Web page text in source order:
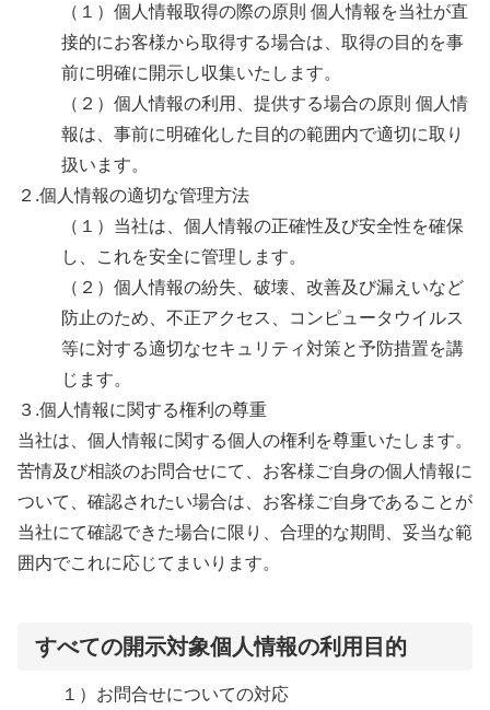
（１）個人情報取得の際の原則 個人情報を当社が直
接的にお客様から取得する場合は、取得の目的を事
前に明確に開示し収集いたします。
（２）個人情報の利用、提供する場合の原則 個人情
報は、事前に明確化した目的の範囲内で適切に取り
扱います。
２.個人情報の適切な管理方法
（１）当社は、個人情報の正確性及び安全性を確保
し、これを安全に管理します。
（２）個人情報の紛失、破壊、改善及び漏えいなど
防止のため、不正アクセス、コンピュータウイルス
等に対する適切なセキュリティ対策と予防措置を講
じます。
３.個人情報に関する権利の尊重
当社は、個人情報に関する個人の権利を尊重いたします。
苦情及び相談のお問合せにて、お客様ご自身の個人情報に
ついて、確認されたい場合は、お客様ご自身であることが
当社にて確認できた場合に限り、合理的な期間、妥当な範
囲内でこれに応じてまいります。
すべての開示対象個人情報の利用目的
１）お問合せについての対応